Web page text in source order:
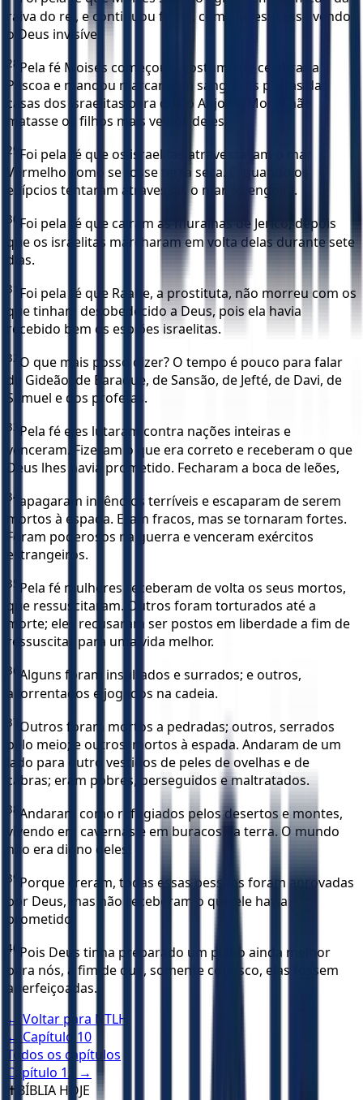
raiva do rei, e continuou firme, como se estivesse vendo
o Deus invisível.
28 Pela fé Moisés começou o costume de celebrar a
Páscoa e mandou marcar com sangue as portas das
casas dos israelitas para que o Anjo da Morte não
matasse os filhos mais velhos deles.
29 Foi pela fé que os israelitas atravessaram o mar
Vermelho como se fosse terra seca. E, quando os
egípcios tentaram atravessar, o mar os engoliu.
30 Foi pela fé que caíram as muralhas de Jericó, depois
que os israelitas marcharam em volta delas durante sete
dias.
31
Foi pela fé que Raabe, a prostituta, não morreu com os
que tinham desobedecido a Deus, pois ela havia
recebido bem os espiões israelitas.
32 O que mais posso dizer? O tempo é pouco para falar
de Gideão, de Baraque, de Sansão, de Jefté, de Davi, de
Samuel e dos profetas.
33 Pela fé eles lutaram contra nações inteiras e
venceram. Fizeram o que era correto e receberam o que
Deus lhes havia prometido. Fecharam a boca de leões,
34 apagaram incêndios terríveis e escaparam de serem
mortos à espada. Eram fracos, mas se tornaram fortes.
Foram poderosos na guerra e venceram exércitos
estrangeiros.
35 Pela fé mulheres receberam de volta os seus mortos,
que ressuscitaram. Outros foram torturados até a
morte; eles recusaram ser postos em liberdade a fim de
ressuscitar para uma vida melhor.
36 Alguns foram insultados e surrados; e outros,
acorrentados e jogados na cadeia.
37 Outros foram mortos a pedradas; outros, serrados
pelo meio; e outros, mortos à espada. Andaram de um
lado para outro vestidos de peles de ovelhas e de
cabras; eram pobres, perseguidos e maltratados.
38 Andaram como refugiados pelos desertos e montes,
vivendo em cavernas e em buracos na terra. O mundo
não era digno deles!
39 Porque creram, todas essas pessoas foram aprovadas
por Deus, mas não receberam o que ele havia
prometido.
40 Pois Deus tinha preparado um plano ainda melhor
para nós, a fim de que, somente conosco, elas fossem
aperfeiçoadas.
← Voltar para NTLH
← Capítulo 10
Todos os capítulos
Capítulo 12
→
✝️ BÍBLIA HOJE